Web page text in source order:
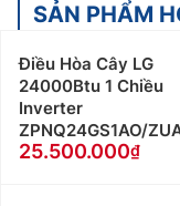
SẢN PHẨM
Điều Hòa Cây LG
24000Btu 1 Chiều
Inverter
ZPNQ24GS1AO/
25.500.000